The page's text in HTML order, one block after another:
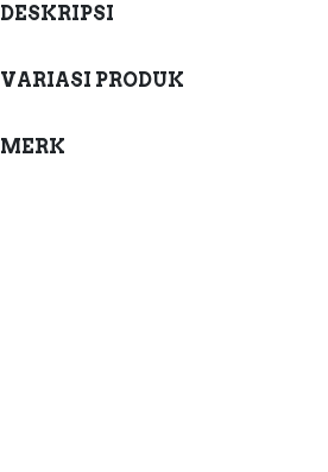
DESKRIPSI
VARIASI PRODUK
MERK